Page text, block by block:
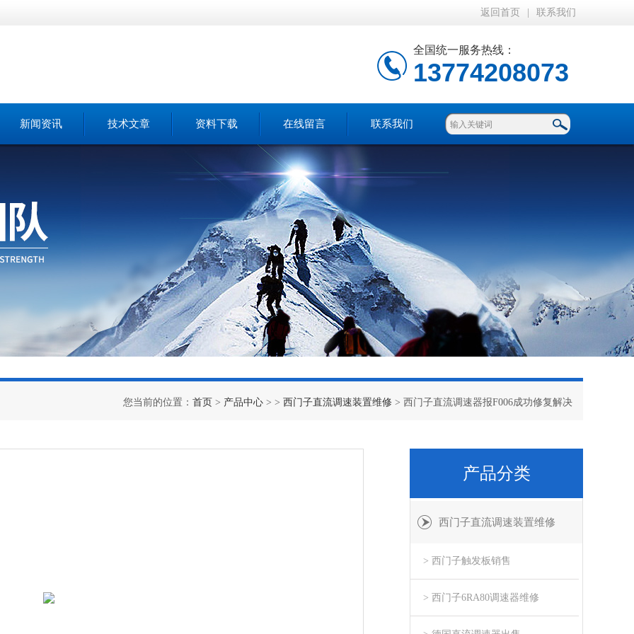
返回首页 联系我们
全国统一服务热线：
13774208073
新闻资讯 技术文章 资料下载 在线留言 联系我们
您当前的位置： 首页 > 产品中心 > > 西门子直流调速装置维修 > 西门子直流调速器报F006成功修复解决
产品分类
西门子直流调速装置维修
> 西门子触发板销售
> 西门子6RA80调速器维修